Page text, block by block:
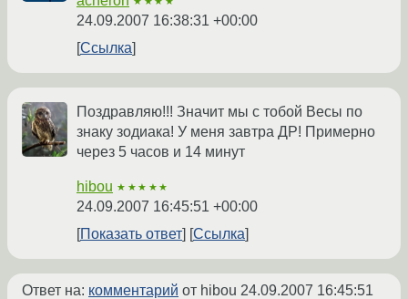
24.09.2007 16:38:31 +00:00
Ссылка
Поздравляю!!! Значит мы с тобой Весы по
знаку зодиака! У меня завтра ДР! Примерно
через 5 часов и 14 минут
hibou ★★★★★
24.09.2007 16:45:51 +00:00
Показать ответ
Ссылка
Ответ на: комментарий от hibou 24.09.2007 16:45:51